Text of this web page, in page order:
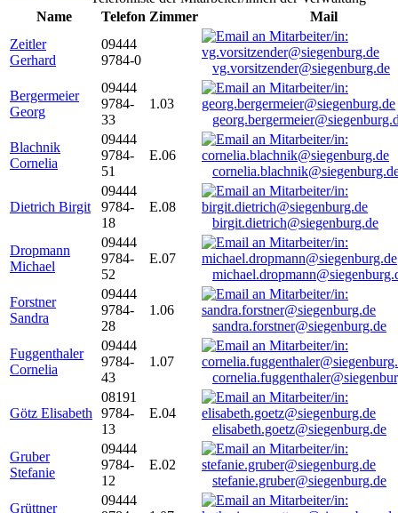
Name
Telefon Zimmer
Mail
Zeitler
Gerhard
09444
9784-0
vg.vorsitzender@siegenburg.de
Bergermeier
Georg
09444
9784-
33
1.03
Blachnik
Cornelia
09444
9784-
51
E.06
Dietrich Birgit
09444
9784-
18
E.08
birgit.dietrich@siegenburg.de
Dropmann
Michael
09444
9784-
52
E.07
Forstner
Sandra
09444
9784-
28
1.06
sandra.forstner@siegenburg.de
Fuggenthaler
Cornelia
09444
9784-
43
1.07
Götz Elisabeth
08191
9784-
13
E.04
elisabeth.goetz@siegenburg.de
Gruber
Stefanie
09444
9784-
12
E.02
stefanie.gruber@siegenburg.de
Grüttner
09444